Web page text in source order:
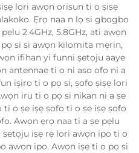
lori awọn orisun ti o ṣiṣẹ
Ẹrọ naa n lọ si gbogbo
2.4GHz, 5.8GHz, ati awọn
si si awọn kilomita mẹrin,
ifihan yi funni ṣetọju aaye
antennae ti o ni aso ofo ni a
iṣiro ti o pọ si, ṣofo ṣiṣẹ lori
iru ti o pọ si nikan ni a ṣe
o ṣe iṣẹ ṣofo ti o ṣe iṣẹ ṣofo
Awọn ẹrọ naa ti a ṣe pẹlu
iṣẹ rẹ lori awọn ipo ti o
awọn ipo. Awọn iṣẹ ti o pọ si